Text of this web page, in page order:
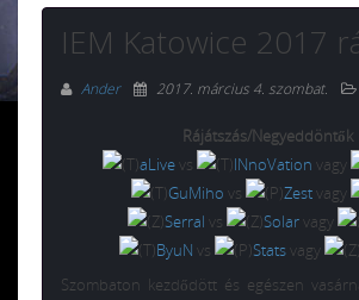
IEM Katowice 2017
Ander 2017. március 4. szombat.
Rájátszás/Negyeddöntők
aLivevs INnoVation vagy
GuMiho vs Zestvagy
Serral vs Solarvagy
ByuN vs Statsvagy
Szombaton kezdődött és egészen